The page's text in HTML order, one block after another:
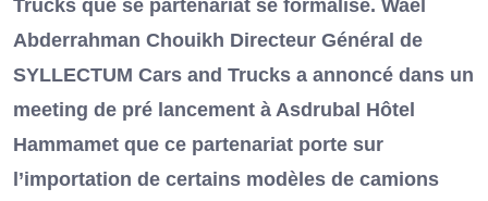
Trucks que se partenariat se formalise. Wael
Abderrahman Chouikh Directeur Général de
SYLLECTUM Cars and Trucks a annoncé dans un
meeting de pré lancement à Asdrubal Hôtel
Hammamet que ce partenariat porte sur
l’importation de certains modèles de camions